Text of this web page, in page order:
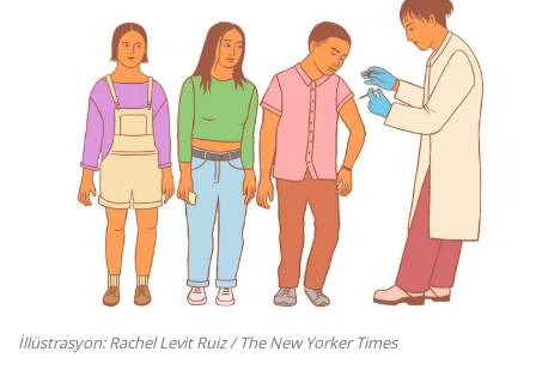
İllüstrasyon: Rachel Levit Ruiz / The New Yorker Times